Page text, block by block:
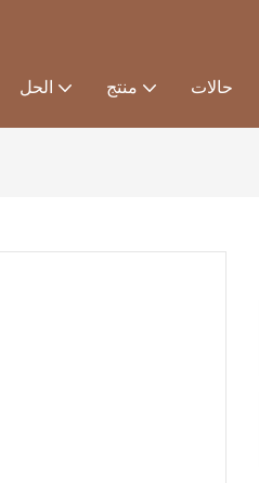
الحل منتج حالات